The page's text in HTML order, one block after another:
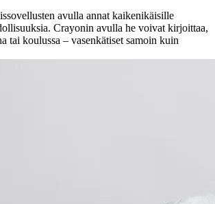
avulla annat kaikenikäisille
Crayonin avulla he voivat kirjoittaa,
tai koulussa – vasenkätiset samoin kuin